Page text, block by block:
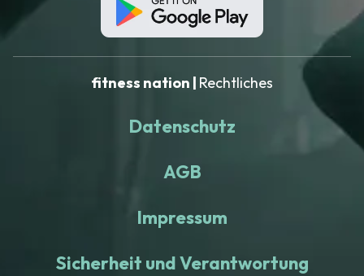
fitness nation | Rechtliches
Datenschutz
AGB
Impressum
Sicherheit und Verantwortung